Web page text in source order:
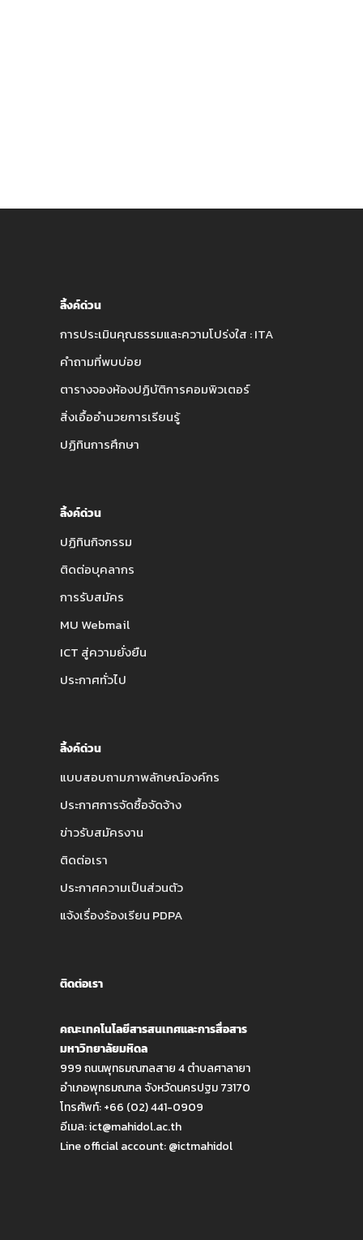
ลิ้งค์ด่วน
การประเมินคุณธรรมและความโปร่งใส : ITA
คำถามที่พบบ่อย
ตารางจองห้องปฏิบัติการคอมพิวเตอร์
สิ่งเอื้ออำนวยการเรียนรู้
ปฏิทินการศึกษา
ลิ้งค์ด่วน
ปฏิทินกิจกรรม
ติดต่อบุคลากร
การรับสมัคร
MU Webmail
ICT สู่ความยั่งยืน
ประกาศทั่วไป
ลิ้งค์ด่วน
แบบสอบถามภาพลักษณ์องค์กร
ประกาศการจัดซื้อจัดจ้าง
ข่าวรับสมัครงาน
ติดต่อเรา
ประกาศความเป็นส่วนตัว
แจ้งเรื่องร้องเรียน PDPA
ติดต่อเรา
คณะเทคโนโลยีสารสนเทศและการสื่อสาร
มหาวิทยาลัยมหิดล
999 ถนนพุทธมณฑลสาย 4 ตำบลศาลายา
อำเภอพุทธมณฑล จังหวัดนครปฐม 73170
โทรศัพท์: +66 (02) 441-0909
อีเมล:ict@mahidol.ac.th
Line official account:@ictmahidol